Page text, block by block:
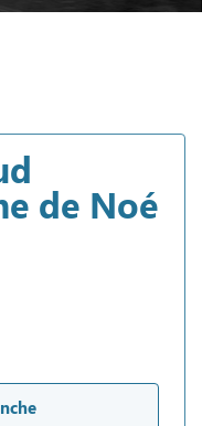
de Noé